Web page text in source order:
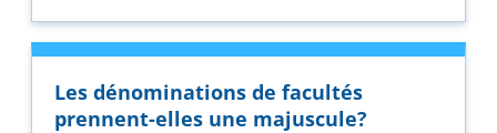
Les dénominations de facultés
prennent-elles une majuscule?